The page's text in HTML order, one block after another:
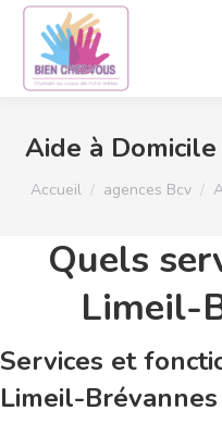
Aide à
Vous êtes ici :
Accueil agences Bcv
Quels
Limeil-
Services et
Limeil-Brévannes